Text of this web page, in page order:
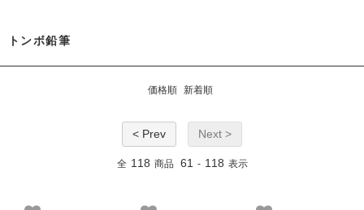
トンボ鉛筆
価格順 新着順
< Prev Next >
全 118 商品 61 - 118 表示